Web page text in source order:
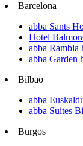
Barcelona
abba Sants
Hotel
abba Rambla
abba Garden
Bilbao
abba
abba Suites
Burgos